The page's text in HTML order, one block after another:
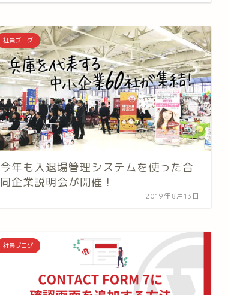
社員ブログ
今年も入退場管理システムを使った合
同企業説明会が開催！
2019年8月13日
社員ブログ